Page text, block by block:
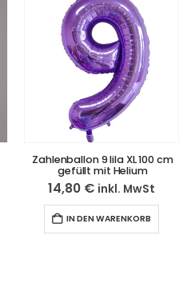
Zahlenballon 9 lila XL 100 cm
gefüllt mit Helium
14,80 € inkl. MwSt
IN DEN WARENKORB